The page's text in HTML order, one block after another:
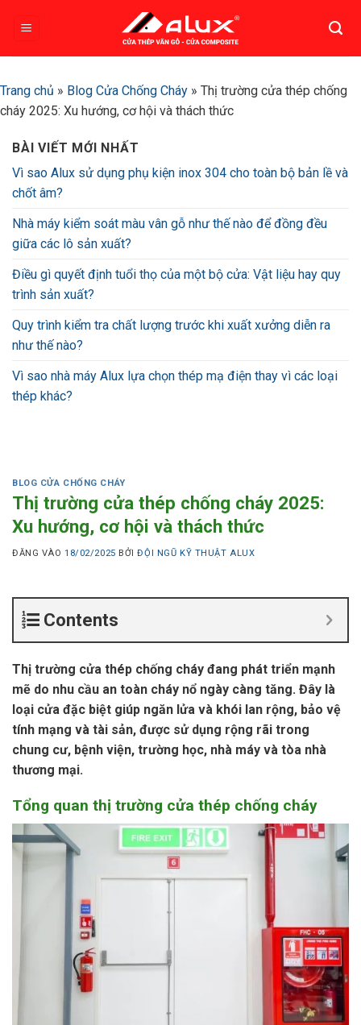
Trang chủ » Blog Cửa Chống Cháy » Thị trường cửa thép chống
cháy 2025: Xu hướng, cơ hội và thách thức
BÀI VIẾT MỚI NHẤT
Vì sao Alux sử dụng phụ kiện inox 304 cho toàn bộ bản lề và
chốt âm?
Nhà máy kiểm soát màu vân gỗ như thế nào để đồng đều
giữa các lô sản xuất?
Điều gì quyết định tuổi thọ của một bộ cửa: Vật liệu hay quy
trình sản xuất?
Quy trình kiểm tra chất lượng trước khi xuất xưởng diễn ra
như thế nào?
Vì sao nhà máy Alux lựa chọn thép mạ điện thay vì các loại
thép khác?
BLOG CỬA CHỐNG CHÁY
Thị trường cửa thép chống cháy 2025:
Xu hướng, cơ hội và thách thức
ĐĂNG VÀO18/02/2025 BỞIĐỘI NGŨ KỸ THUẬT ALUX
Contents
Thị trường cửa thép chống cháy đang phát triển mạnh
mẽ do nhu cầu an toàn cháy nổ ngày càng tăng. Đây là
loại cửa đặc biệt giúp ngăn lửa và khói lan rộng, bảo vệ
tính mạng và tài sản, được sử dụng rộng rãi trong
chung cư, bệnh viện, trường học, nhà máy và tòa nhà
thương mại.
Tổng quan thị trường cửa thép chống cháy